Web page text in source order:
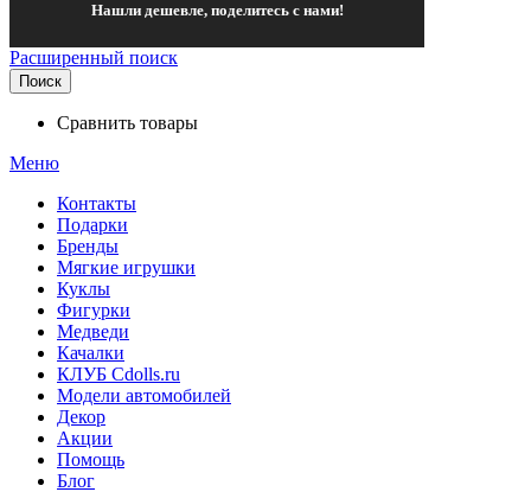
Нашли дешевле, поделитесь с нами!
Расширенный поиск
Поиск
Сравнить товары
Меню
Контакты
Подарки
Бренды
Мягкие игрушки
Куклы
Фигурки
Медведи
Качалки
КЛУБ Cdolls.ru
Модели автомобилей
Декор
Акции
Помощь
Блог